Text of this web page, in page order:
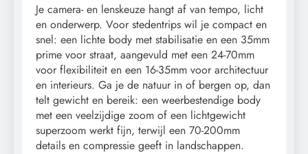
Je camera- en lenskeuze hangt af van tempo, licht
en onderwerp. Voor stedentrips wil je compact en
snel: een lichte body met stabilisatie en een 35mm
prime voor straat, aangevuld met een 24-70mm
voor flexibiliteit en een 16-35mm voor architectuur
en interieurs. Ga je de natuur in of bergen op, dan
telt gewicht en bereik: een weerbestendige body
met een veelzijdige zoom of een lichtgewicht
superzoom werkt fijn, terwijl een 70-200mm
details en compressie geeft in landschappen.